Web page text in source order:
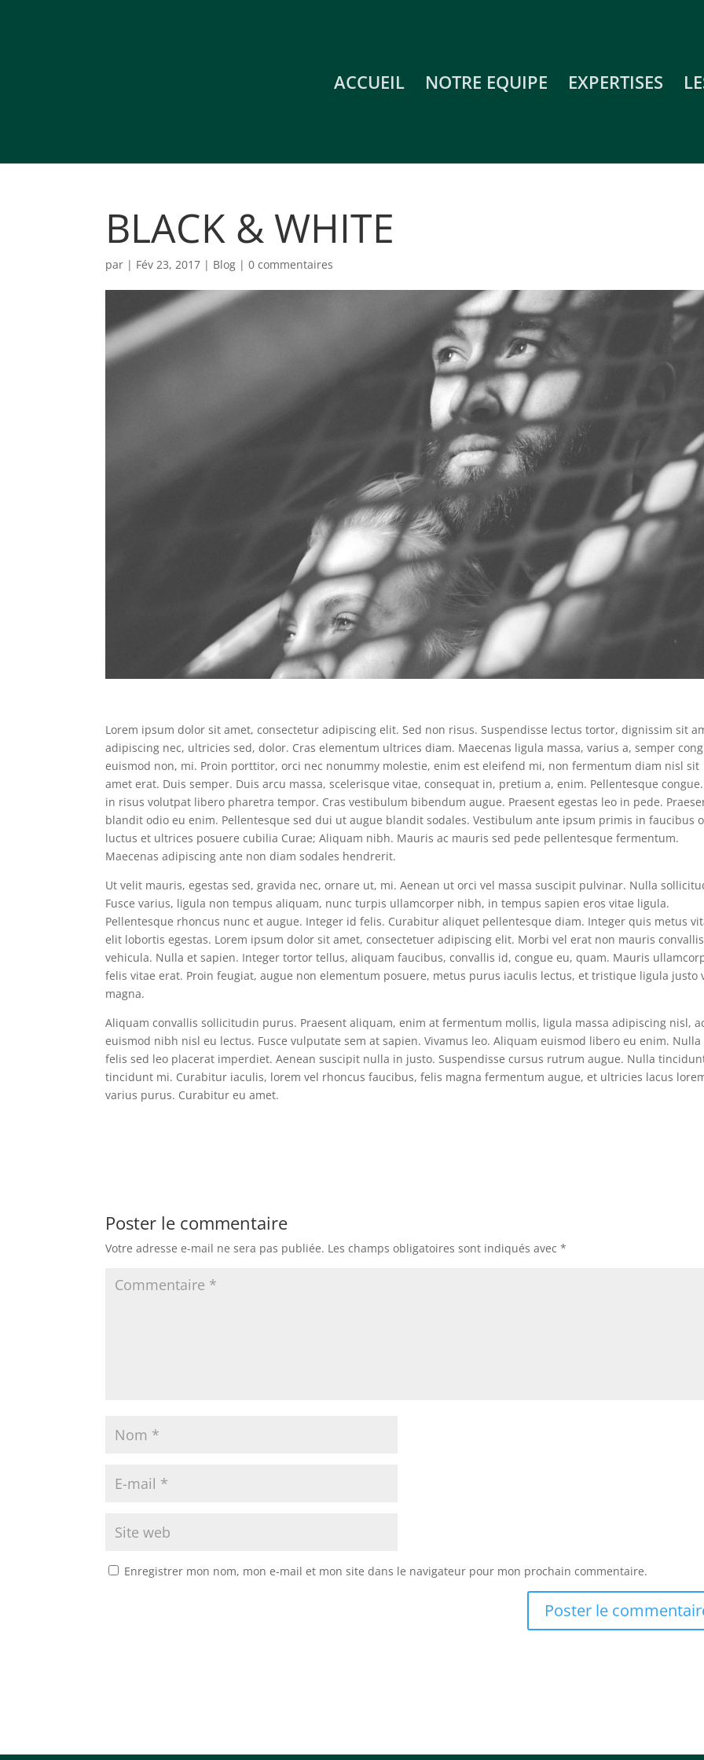
ACCUEIL NOTRE EQUIPE EXPERTISES
BLACK & WHITE
par | Fév 23, 2017 | Blog |0 commentaires
Lorem ipsum dolor sit amet, consectetur adipiscing elit. Sed non risus. Suspendisse lectus tortor, dignissim sit
adipiscing nec, ultricies sed, dolor. Cras elementum ultrices diam. Maecenas ligula massa, varius a, semper
euismod non, mi. Proin porttitor, orci nec nonummy molestie, enim est eleifend mi, non fermentum diam nisl sit
amet erat. Duis semper. Duis arcu massa, scelerisque vitae, consequat in, pretium a, enim. Pellentesque
in risus volutpat libero pharetra tempor. Cras vestibulum bibendum augue. Praesent egestas leo in pede.
blandit odio eu enim. Pellentesque sed dui ut augue blandit sodales. Vestibulum ante ipsum primis in faucibus
luctus et ultrices posuere cubilia Curae; Aliquam nibh. Mauris ac mauris sed pede pellentesque fermentum.
Maecenas adipiscing ante non diam sodales hendrerit.
Ut velit mauris, egestas sed, gravida nec, ornare ut, mi. Aenean ut orci vel massa suscipit pulvinar. Nulla
Fusce varius, ligula non tempus aliquam, nunc turpis ullamcorper nibh, in tempus sapien eros vitae ligula.
Pellentesque rhoncus nunc et augue. Integer id felis. Curabitur aliquet pellentesque diam. Integer quis metus
elit lobortis egestas. Lorem ipsum dolor sit amet, consectetuer adipiscing elit. Morbi vel erat non mauris convallis
vehicula. Nulla et sapien. Integer tortor tellus, aliquam faucibus, convallis id, congue eu, quam. Mauris
felis vitae erat. Proin feugiat, augue non elementum posuere, metus purus iaculis lectus, et tristique ligula justo
magna.
Aliquam convallis sollicitudin purus. Praesent aliquam, enim at fermentum mollis, ligula massa adipiscing nisl,
euismod nibh nisl eu lectus. Fusce vulputate sem at sapien. Vivamus leo. Aliquam euismod libero eu enim. Nulla
felis sed leo placerat imperdiet. Aenean suscipit nulla in justo. Suspendisse cursus rutrum augue. Nulla
tincidunt mi. Curabitur iaculis, lorem vel rhoncus faucibus, felis magna fermentum augue, et ultricies lacus
varius purus. Curabitur eu amet.
Poster le commentaire
Votre adresse e-mail ne sera pas publiée. Les champs obligatoires sont indiqués avec*
Enregistrer mon nom, mon e-mail et mon site dans le navigateur pour mon prochain commentaire.